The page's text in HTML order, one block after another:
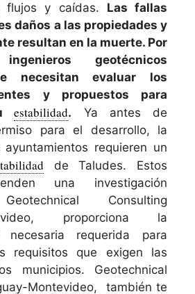
flujos y caídas. Las fallas
daños a las propiedades y
resultan en la muerte. Por
geotécnicos
necesitan evaluar los
y propuestos para
estabilidad. Ya antes de
para el desarrollo, la
requieren un
de Taludes. Estos
una investigación
Consulting
proporciona la
necesaria requerida para
requisitos que exigen las
municipios. Geotechnical
Montevideo, también te